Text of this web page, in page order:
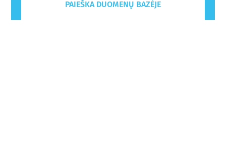
PAIEŠKA DUOMENŲ BAZĖJE